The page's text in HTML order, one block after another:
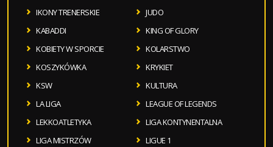
IKONY TRENERSKIE
JUDO
KABADDI
KING OF GLORY
KOBIETY W SPORCIE
KOLARSTWO
KOSZYKÓWKA
KRYKIET
KSW
KULTURA
LA LIGA
LEAGUE OF LEGENDS
LEKKOATLETYKA
LIGA KONTYNENTALNA
LIGA MISTRZÓW
LIGUE 1